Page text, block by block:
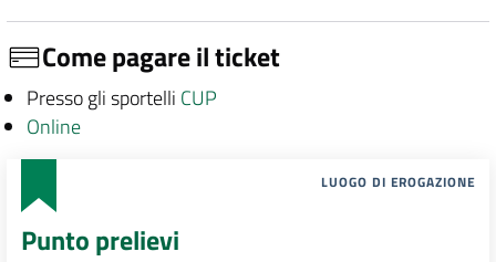
Come pagare il ticket
Presso gli sportelli CUP
Online
LUOGO DI EROGAZIONE
Punto prelievi